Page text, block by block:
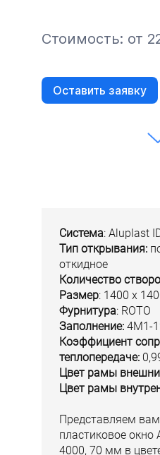
Стоимость: от
Оставить заявку
Система: Aluplast
Тип открывания:
откидное
Количество
Размер: 1400 х
Фурнитура: ROTO
Заполнение: 4М1-
Коэффициент
теплопередаче:
Цвет рамы
Цвет рамы
Представляем
пластиковое окно
4000, 70 мм в